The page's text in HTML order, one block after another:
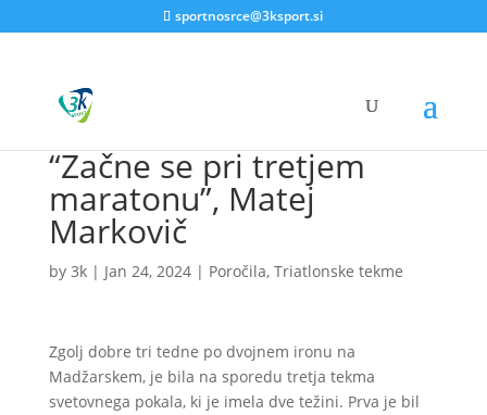
sportnosrce@3ksport.si
“Začne se pri tretjem
maratonu”, Matej
Markovič
by 3k| Jan 24, 2024| Poročila, Triatlonske tekme
Zgolj dobre tri tedne po dvojnem ironu na
Madžarskem, je bila na sporedu tretja tekma
svetovnega pokala, ki je imela dve težini. Prva je bil